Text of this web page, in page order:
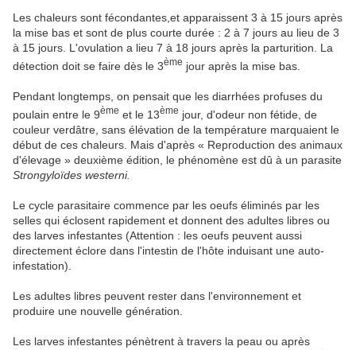
Les chaleurs sont fécondantes,et apparaissent 3 à 15 jours après
la mise bas et sont de plus courte durée : 2 à 7 jours au lieu de 3
à 15 jours. L'ovulation a lieu 7 à 18 jours après la parturition. La
détection doit se faire dès le 3ème jour après la mise bas.
Pendant longtemps, on pensait que les diarrhées profuses du
poulain entre le 9ème et le 13ème jour, d'odeur non fétide, de
couleur verdâtre, sans élévation de la température marquaient le
début de ces chaleurs. Mais d'après « Reproduction des animaux
d'élevage » deuxième édition, le phénomène est dû à un parasite
Strongyloïdes westerni.
Le cycle parasitaire commence par les oeufs éliminés par les
selles qui éclosent rapidement et donnent des adultes libres ou
des larves infestantes (Attention : les oeufs peuvent aussi
directement éclore dans l'intestin de l'hôte induisant une auto-
infestation).
Les adultes libres peuvent rester dans l'environnement et
produire une nouvelle génération.
Les larves infestantes pénètrent à travers la peau ou après